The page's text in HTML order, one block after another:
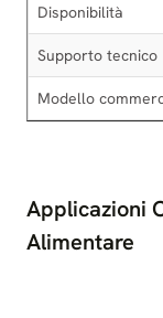
Disponibilità
Supporto tecnico
Modello
Applicazioni
Alimentare